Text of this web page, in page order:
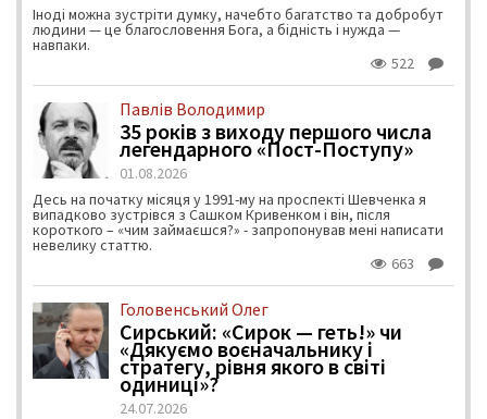
Іноді можна зустріти думку, начебто багатство та добробут
людини — це благословення Бога, а бідність і нужда —
навпаки.
522
Павлів Володимир
35 років з виходу першого числа
легендарного «Пост-Поступу»
01.08.2026
Десь на початку місяця у 1991-му на проспекті Шевченка я
випадково зустрівся з Сашком Кривенком і він, після
короткого – «чим займаєшся?» - запропонував мені написати
невелику статтю.
663
Головенський Олег
Сирський: «Сирок — геть!» чи
«Дякуємо воєначальнику і
стратегу, рівня якого в світі
одиниці»?
24.07.2026